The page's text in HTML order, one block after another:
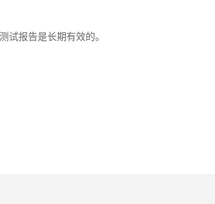
试报告是长期有效的。